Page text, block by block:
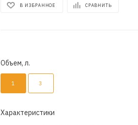
В ИЗБРАННОЕ СРАВНИТЬ
Объем, л.
1 3
Характеристики